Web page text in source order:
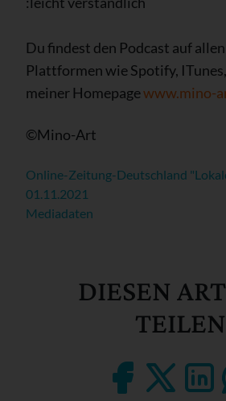
Du findest den Podcast auf
Plattformen wie Spotify,
meiner Homepagewww.mino-
©Mino-Art
Online-Zeitung-Deutschland
01.11.2021
Mediadaten
DIESEN
TEILEN